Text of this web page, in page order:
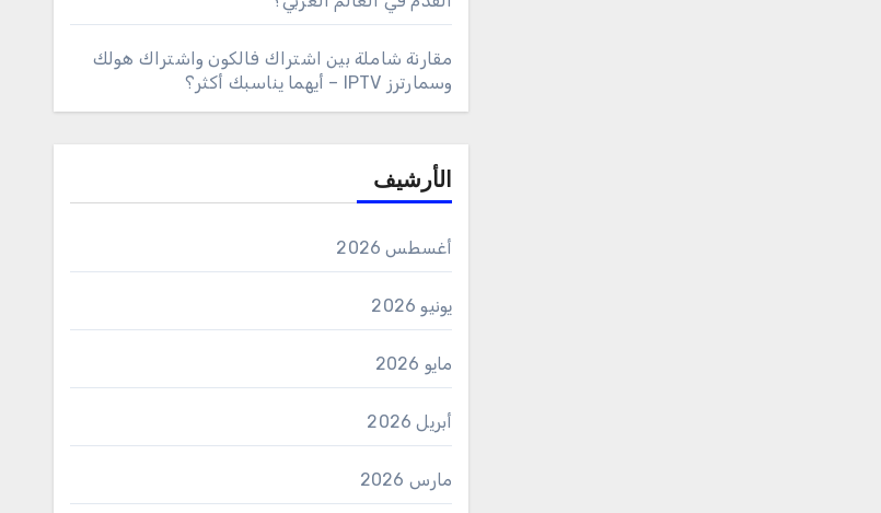
مقارنة شاملة بين اشتراك فالكون واشتراك هولك
وسمارترز IPTV – أيهما يناسبك أكثر؟
الأرشيف
أغسطس 2026
يونيو 2026
مايو 2026
أبريل 2026
مارس 2026